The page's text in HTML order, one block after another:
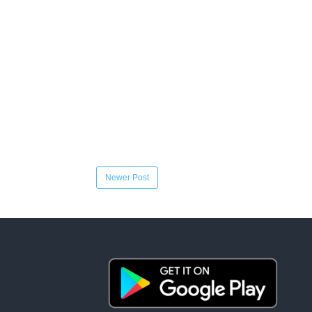
Newer Post